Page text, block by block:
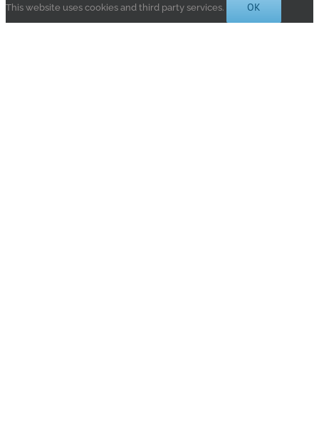
This website uses cookies and third party services. OK